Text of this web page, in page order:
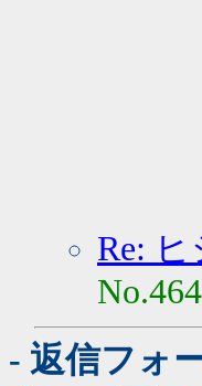
Re:
- 返信フォ